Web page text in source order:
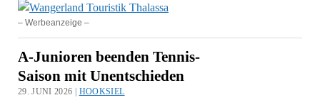
– Werbeanzeige –
A-Junioren beenden Tennis-
Saison mit Unentschieden
29. JUNI 2026 | HOOKSIEL